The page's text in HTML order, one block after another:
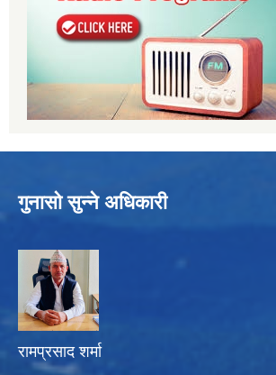
गुनासो सुन्ने अधिकारी
रामप्रसाद शर्मा